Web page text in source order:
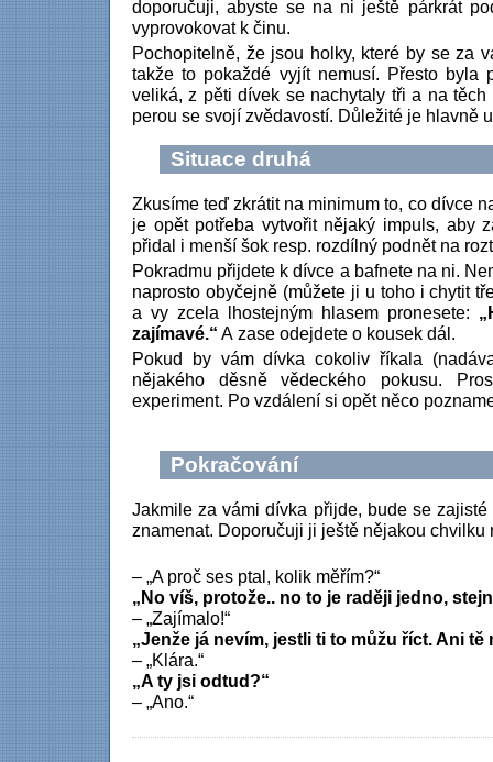
doporučuji, abyste se na ni ještě párkrát
vyprovokovat k činu.
Pochopitelně, že jsou holky, které by se za
takže to pokaždé vyjít nemusí. Přesto byla
veliká, z pěti dívek se nachytaly tři a na
perou se svojí zvědavostí. Důležité je hlavně
Situace druhá
Zkusíme teď zkrátit na minimum to, co dívce
je opět potřeba vytvořit nějaký impuls, aby
přidal i menší šok resp. rozdílný podnět na
Pokradmu přijdete k dívce a bafnete na ni.
naprosto obyčejně (můžete ji u toho i chytit
a vy zcela lhostejným hlasem pronesete:
zajímavé.“ A zase odejdete o kousek dál.
Pokud by vám dívka cokoliv říkala
nějakého děsně vědeckého pokusu.
experiment. Po vzdálení si opět něco
Pokračování
Jakmile za vámi dívka přijde, bude se
znamenat. Doporučuji ji ještě nějakou chvilku
– „A proč ses ptal, kolik měřím?“
„No víš, protože.. no to je raději jedno,
– „Zajímalo!“
„Jenže já nevím, jestli ti to můžu říct. Ani
– „Klára.“
„A ty jsi odtud?“
– „Ano.“